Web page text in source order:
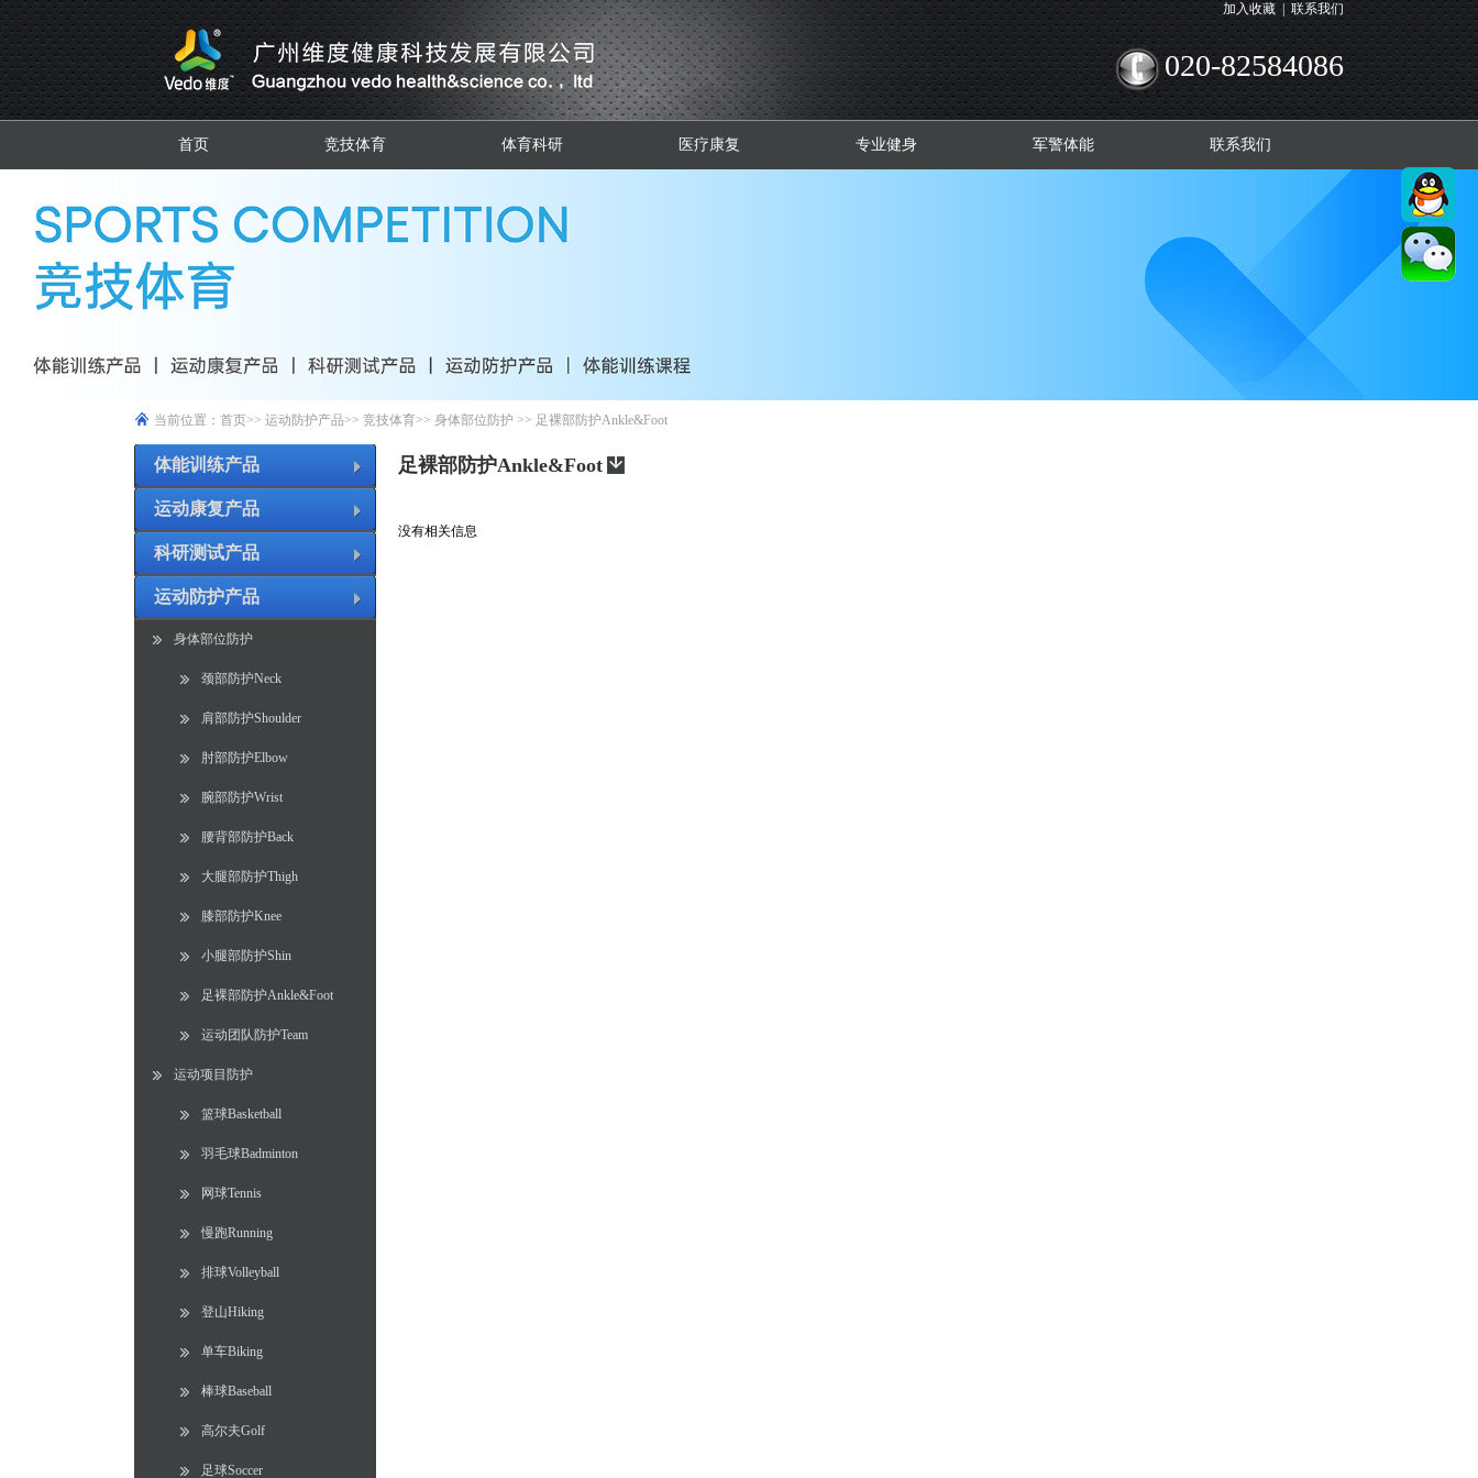
加入收藏 | 联系我们
020-82584086
首页 竞技体育 体育科研 医疗康复 专业健身 军警体能 联系我们
当前位置： 首页>> 运动防护产品>> 竞技体育>> 身体部位防护 >> 足裸部防护Ankle&Foot
体能训练产品
运动康复产品
科研测试产品
运动防护产品
身体部位防护
颈部防护Neck
肩部防护Shoulder
肘部防护Elbow
腕部防护Wrist
腰背部防护Back
大腿部防护Thigh
膝部防护Knee
小腿部防护Shin
足裸部防护Ankle&Foot
运动团队防护Team
运动项目防护
篮球Basketball
羽毛球Badminton
网球Tennis
慢跑Running
排球Volleyball
登山Hiking
单车Biking
棒球Baseball
高尔夫Golf
足球Soccer
足裸部防护Ankle&Foot
没有相关信息